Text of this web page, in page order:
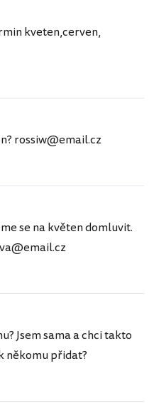
kveten,cerven,
rossiw@email.cz
se na květen domluvit.
Jsem sama a chci takto
někomu přidat?